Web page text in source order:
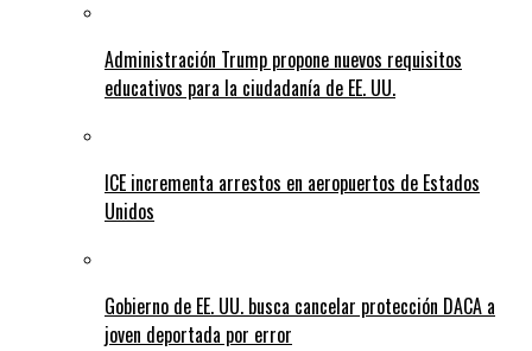
Administración Trump propone nuevos requisitos
educativos para la ciudadanía de EE. UU.
ICE incrementa arrestos en aeropuertos de Estados
Unidos
Gobierno de EE. UU. busca cancelar protección DACA a
joven deportada por error